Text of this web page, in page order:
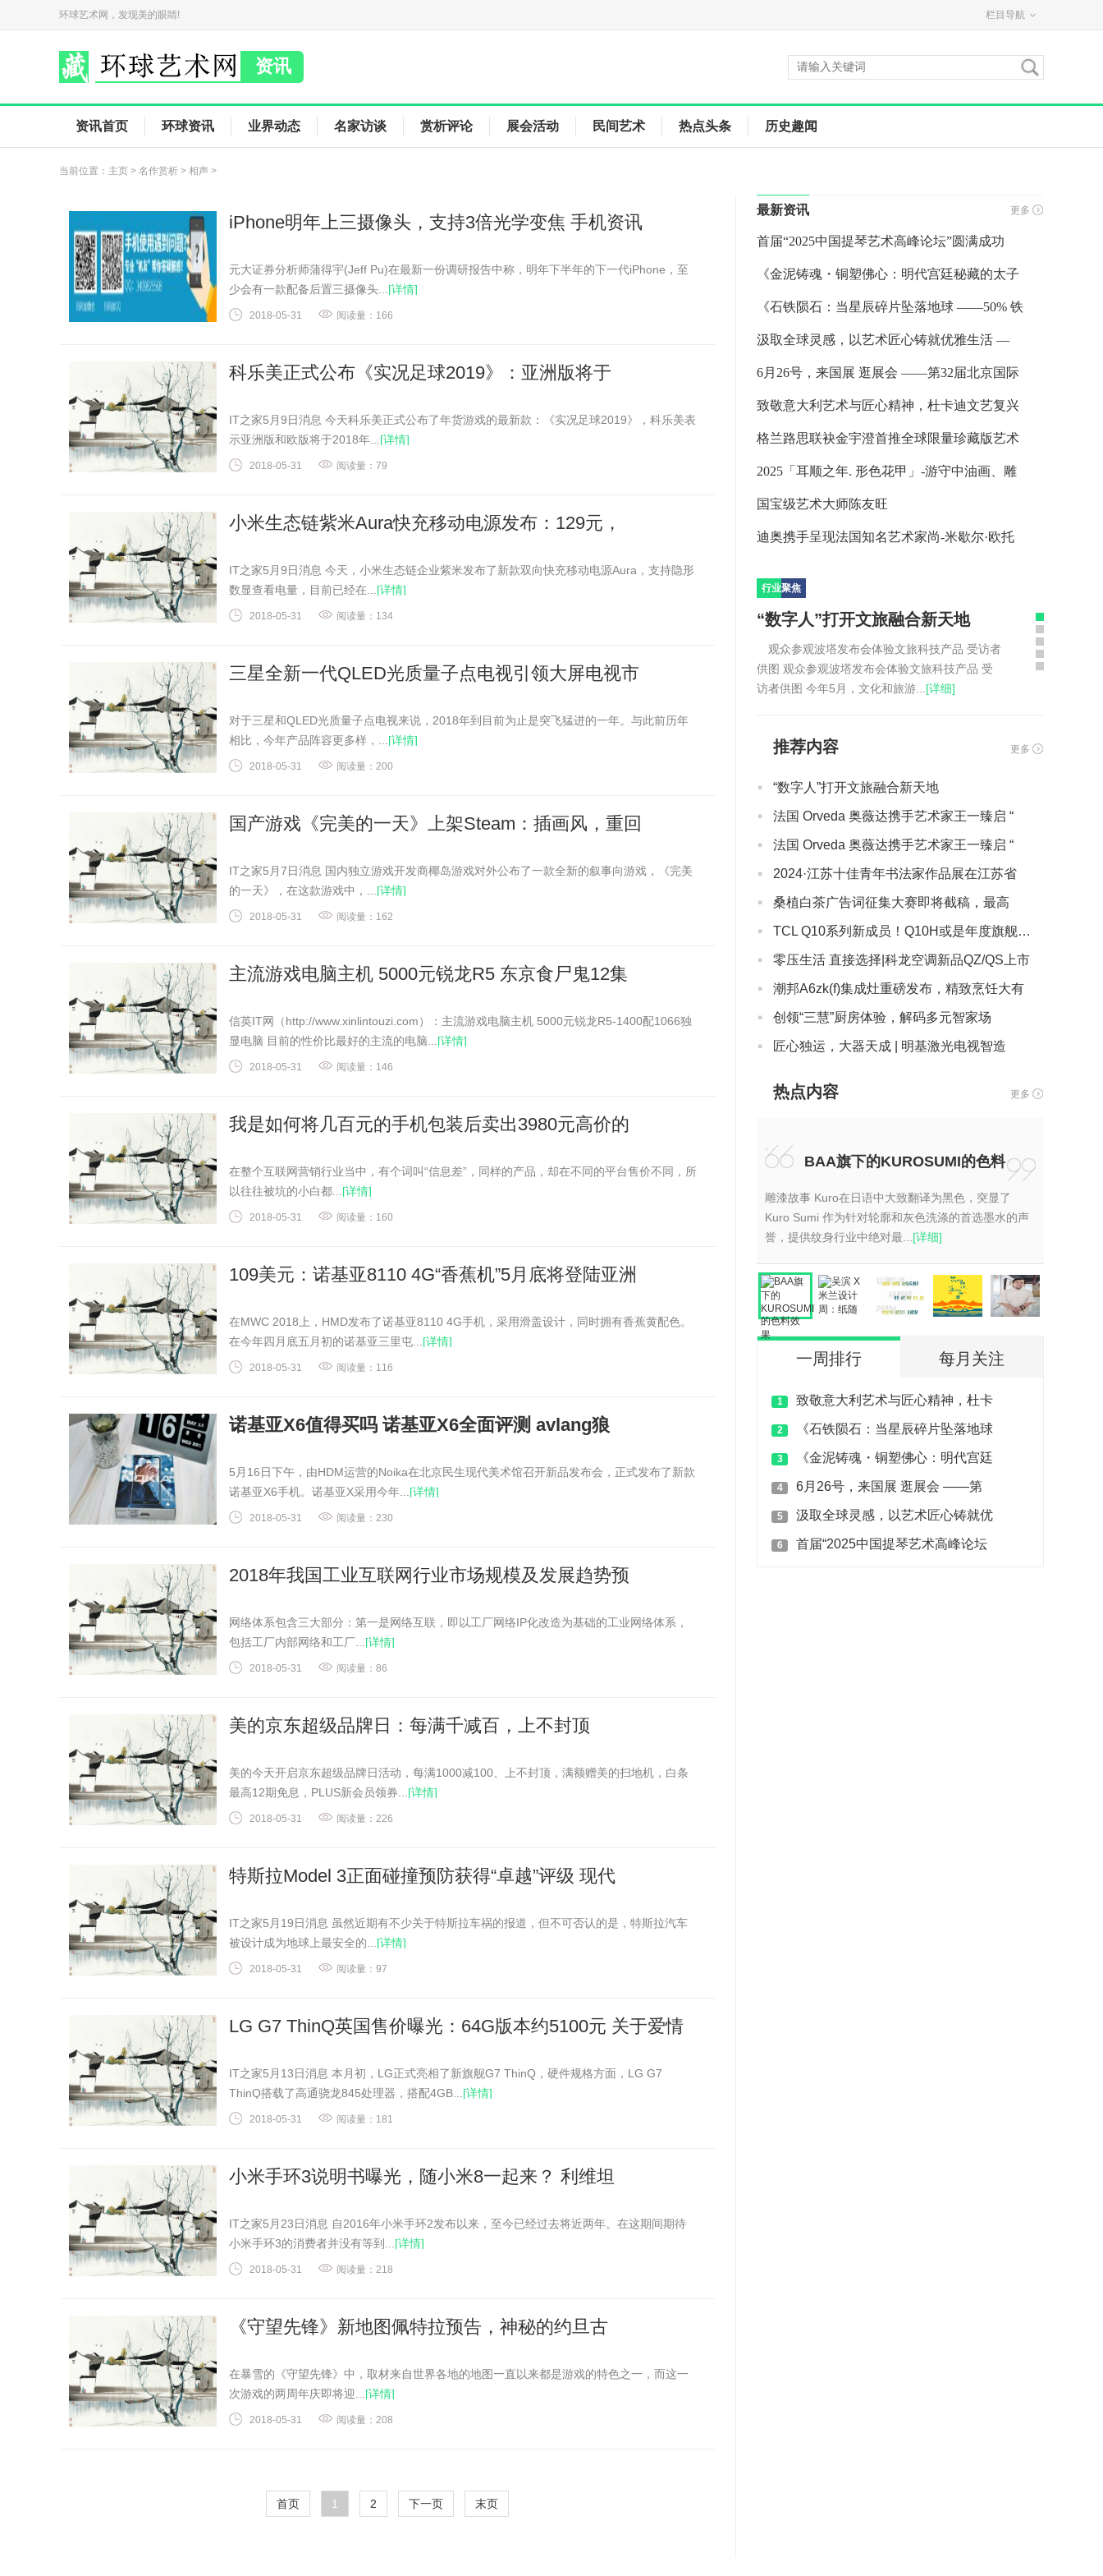
环球艺术网，发现美的眼睛! 栏目导航
环球艺术网
资讯
资讯首页 环球资讯 业界动态 名家访谈 赏析评论 展会活动 民间艺术 热点头条 历史趣闻
当前位置： 主页 > 名作赏析 > 相声 >
iPhone明年上三摄像头，支持3倍光学变焦 手机资讯
元大证券分析师蒲得宇(Jeff Pu)在最新一份调研报告中称，明年下半年的下一代iPhone，至
少会有一款配备后置三摄像头... [详情]
2018-05-31 阅读量：166
科乐美正式公布《实况足球2019》：亚洲版将于
IT之家5月9日消息 今天科乐美正式公布了年货游戏的最新款：《实况足球2019》，科乐美表
示亚洲版和欧版将于2018年... [详情]
2018-05-31 阅读量：79
小米生态链紫米Aura快充移动电源发布：129元，
IT之家5月9日消息 今天，小米生态链企业紫米发布了新款双向快充移动电源Aura，支持隐形
数显查看电量，目前已经在... [详情]
2018-05-31 阅读量：134
三星全新一代QLED光质量子点电视引领大屏电视市
对于三星和QLED光质量子点电视来说，2018年到目前为止是突飞猛进的一年。与此前历年
相比，今年产品阵容更多样，... [详情]
2018-05-31 阅读量：200
国产游戏《完美的一天》上架Steam：插画风，重回
IT之家5月7日消息 国内独立游戏开发商椰岛游戏对外公布了一款全新的叙事向游戏，《完美
的一天》，在这款游戏中，... [详情]
2018-05-31 阅读量：162
主流游戏电脑主机 5000元锐龙R5 东京食尸鬼12集
信英IT网（http://www.xinlintouzi.com）：主流游戏电脑主机 5000元锐龙R5-1400配1066独
显电脑 目前的性价比最好的主流的电脑... [详情]
2018-05-31 阅读量：146
我是如何将几百元的手机包装后卖出3980元高价的
在整个互联网营销行业当中，有个词叫“信息差”，同样的产品，却在不同的平台售价不同，所
以往往被坑的小白都... [详情]
2018-05-31 阅读量：160
109美元：诺基亚8110 4G“香蕉机”5月底将登陆亚洲
在MWC 2018上，HMD发布了诺基亚8110 4G手机，采用滑盖设计，同时拥有香蕉黄配色。
在今年四月底五月初的诺基亚三里屯... [详情]
2018-05-31 阅读量：116
诺基亚X6值得买吗 诺基亚X6全面评测 avlang狼
5月16日下午，由HDM运营的Noika在北京民生现代美术馆召开新品发布会，正式发布了新款
诺基亚X6手机。诺基亚X采用今年... [详情]
2018-05-31 阅读量：230
2018年我国工业互联网行业市场规模及发展趋势预
网络体系包含三大部分：第一是网络互联，即以工厂网络IP化改造为基础的工业网络体系，
包括工厂内部网络和工厂... [详情]
2018-05-31 阅读量：86
美的京东超级品牌日：每满千减百，上不封顶
美的今天开启京东超级品牌日活动，每满1000减100、上不封顶，满额赠美的扫地机，白条
最高12期免息，PLUS新会员领券... [详情]
2018-05-31 阅读量：226
特斯拉Model 3正面碰撞预防获得“卓越”评级 现代
IT之家5月19日消息 虽然近期有不少关于特斯拉车祸的报道，但不可否认的是，特斯拉汽车
被设计成为地球上最安全的... [详情]
2018-05-31 阅读量：97
LG G7 ThinQ英国售价曝光：64G版本约5100元 关于爱情
IT之家5月13日消息 本月初，LG正式亮相了新旗舰G7 ThinQ，硬件规格方面，LG G7
ThinQ搭载了高通骁龙845处理器，搭配4GB... [详情]
2018-05-31 阅读量：181
小米手环3说明书曝光，随小米8一起来？ 利维坦
IT之家5月23日消息 自2016年小米手环2发布以来，至今已经过去将近两年。在这期间期待
小米手环3的消费者并没有等到... [详情]
2018-05-31 阅读量：218
《守望先锋》新地图佩特拉预告，神秘的约旦古
在暴雪的《守望先锋》中，取材来自世界各地的地图一直以来都是游戏的特色之一，而这一
次游戏的两周年庆即将迎... [详情]
2018-05-31 阅读量：208
首页 1 2 下一页 末页
最新资讯 更多
首届“2025中国提琴艺术高峰论坛”圆满成功
《金泥铸魂・铜塑佛心：明代宫廷秘藏的太子
《石铁陨石：当星辰碎片坠落地球 ——50% 铁
汲取全球灵感，以艺术匠心铸就优雅生活 —
6月26号，来国展 逛展会 ——第32届北京国际
致敬意大利艺术与匠心精神，杜卡迪文艺复兴
格兰路思联袂金宇澄首推全球限量珍藏版艺术
2025「耳顺之年. 形色花甲」-游守中油画、雕
国宝级艺术大师陈友旺
迪奥携手呈现法国知名艺术家尚-米歇尔·欧托
行业聚焦
“数字人”打开文旅融合新天地
观众参观波塔发布会体验文旅科技产品 受访者
供图 观众参观波塔发布会体验文旅科技产品 受
访者供图 今年5月，文化和旅游... [详细]
推荐内容 更多
· “数字人”打开文旅融合新天地
· 法国 Orveda 奥薇达携手艺术家王一臻启 “
· 法国 Orveda 奥薇达携手艺术家王一臻启 “
· 2024·江苏十佳青年书法家作品展在江苏省
· 桑植白茶广告词征集大赛即将截稿，最高
· TCL Q10系列新成员！Q10H或是年度旗舰爆款
· 零压生活 直接选择|科龙空调新品QZ/QS上市
· 潮邦A6zk(f)集成灶重磅发布，精致烹饪大有
· 创领“三慧”厨房体验，解码多元智家场
· 匠心独运，大器天成 | 明基激光电视智造
热点内容 更多
BAA旗下的KUROSUMI的色料
效果
“
”
雕漆故事 Kuro在日语中大致翻译为黑色，突显了
Kuro Sumi 作为针对轮廓和灰色洗涤的首选墨水的声
誉，提供纹身行业中绝对最... [详细]
一周排行 每月关注
1 致敬意大利艺术与匠心精神，杜卡
2 《石铁陨石：当星辰碎片坠落地球
3 《金泥铸魂・铜塑佛心：明代宫廷
4 6月26号，来国展 逛展会 ——第
5 汲取全球灵感，以艺术匠心铸就优
6 首届“2025中国提琴艺术高峰论坛